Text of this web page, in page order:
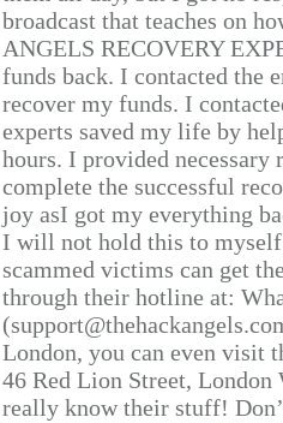
broadcast that teaches on
ANGELS RECOVERY
funds back. I contacted the
recover my funds. I
experts saved my life by
hours. I provided
complete the successful
joy asI got my everything
I will not hold this to
scammed victims can get
through their hotline at:
London, you can even visit
46 Red Lion Street, London
really know their stuff!